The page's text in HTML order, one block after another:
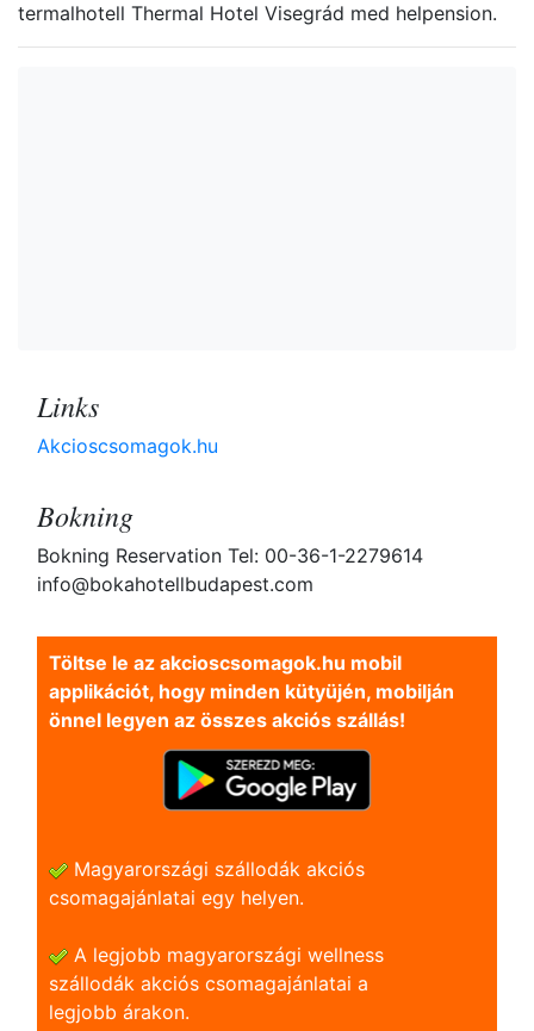
termalhotell Thermal Hotel Visegrád med helpension.
Links
Akcioscsomagok.hu
Bokning
Bokning Reservation Tel: 00-36-1-2279614
info@bokahotellbudapest.com
Töltse le az akcioscsomagok.hu mobil
applikációt, hogy minden kütyüjén, mobilján
önnel legyen az összes akciós szállás!
Magyarországi szállodák akciós
csomagajánlatai egy helyen.
A legjobb magyarországi wellness
szállodák akciós csomagajánlatai a
legjobb árakon.